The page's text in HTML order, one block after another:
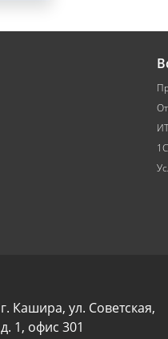
г. Кашира, ул. Советская,
д. 1, офис 301